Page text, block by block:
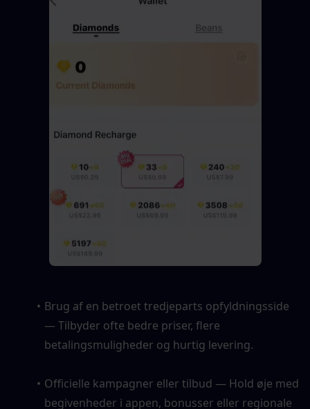
Brug af en betroet tredjeparts opfyldningsside
— Tilbyder ofte bedre priser, flere
betalingsmuligheder og hurtig levering.
Officielle kampagner eller tilbud — Hold øje med
begivenheder i appen, bonusser eller regionale